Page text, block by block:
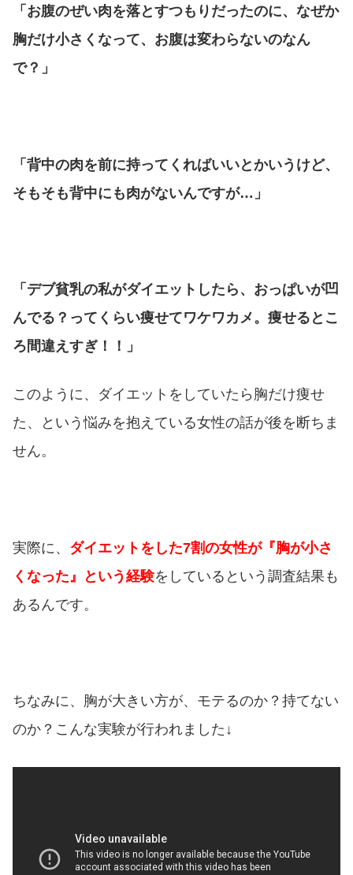
「お腹のぜい肉を落とすつもりだったのに、なぜか
胸だけ小さくなって、お腹は変わらないのなん
で？」
「背中の肉を前に持ってくればいいとかいうけど、
そもそも背中にも肉がないんですが…」
「デブ貧乳の私がダイエットしたら、おっぱいが凹
んでる？ってくらい痩せてワケワカメ。痩せるとこ
ろ間違えすぎ！！」
このように、ダイエットをしていたら胸だけ痩せ
た、という悩みを抱えている女性の話が後を断ちま
せん。
実際に、 ダイエットをした7割の女性が『胸が小さ
くなった』という経験をしているという調査結果も
あるんです。
ちなみに、胸が大きい方が、モテるのか？持てない
のか？こんな実験が行われました↓